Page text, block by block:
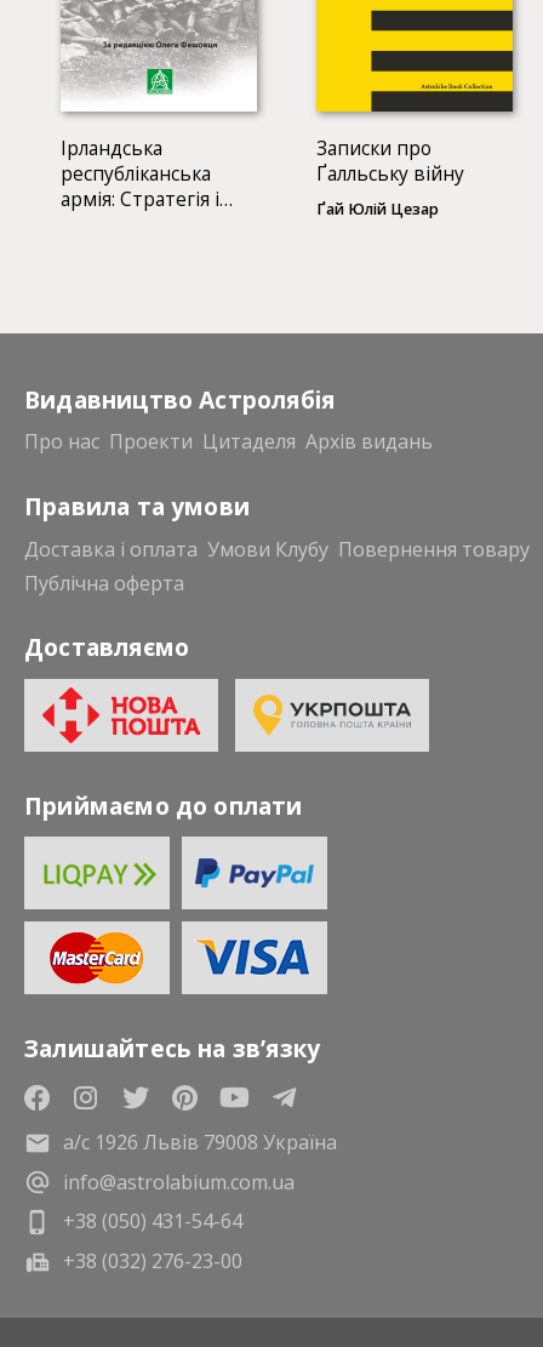
Ірландська
республіканська
армія: Стратегія і
Записки про
Ґалльську війну
Ґай Юлій Цезар
Видавництво Астролябія
Про нас Проекти Цитаделя Архів видань
Правила та умови
Доставка і оплата Умови Клубу Повернення товару
Публічна оферта
Доставляємо
Приймаємо до оплати
Залишайтесь на зв’язку
а/с 1926 Львів 79008 Україна
info@astrolabium.com.ua
+38 (050) 431-54-64
+38 (032) 276-23-00